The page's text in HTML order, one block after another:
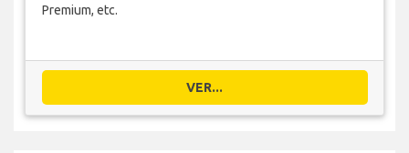
Premium, etc.
VER...